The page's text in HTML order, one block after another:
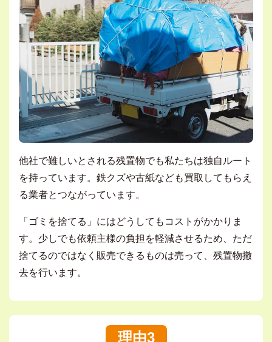
他社で難しいとされる残置物でも私たちは独自ルート
を持っています。鉄クズや古紙なども買取してもらえ
る業者とつながっています。
「ゴミを捨てる」にはどうしてもコストがかかりま
す。少しでも依頼主様の負担を軽減させるため、ただ
捨てるのではなく販売できるものは売って、残置物撤
去を行います。
理由3